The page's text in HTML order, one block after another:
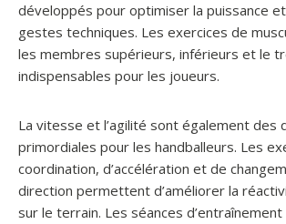
développés pour optimiser la puissance
gestes techniques. Les exercices de
les membres supérieurs, inférieurs et le
indispensables pour les joueurs.
La vitesse et l’agilité sont également des
primordiales pour les handballeurs. Les
coordination, d’accélération et de
direction permettent d’améliorer la
sur le terrain. Les séances